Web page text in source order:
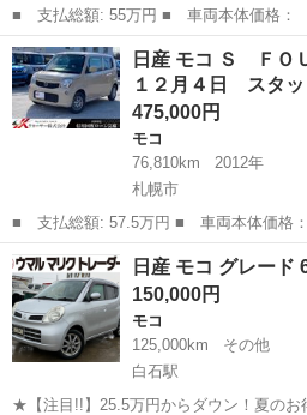
■ 支払総額: 55万円 ■ 車両本体価格： 450,000 円 ■ メーカー
名： 日産 ■ 車種名： モコ ■ グレ
ッシュスタート シートヒーター 社外
ホイール冬 スチ...
北海道 札幌市 モコ
日産 モコ Ｓ Ｆ
１２月４日 スタ
475,000円
モコ
76,810km
2012年
札幌市
■ 支払総額: 57.5万円 ■ 車両本体価格： 475,000 円 ■ メーカー
名： 日産 ■ 車種名： モコ ■ グレ
ＷＤ 検令和８年１２月４日 スタッド
コ シートヒー...
北海道 札幌市 モコ
日産 モコ グレード
150,000円
モコ
125,000km
その他
白石駅
★【注目!!】25.5万円からダウン！夏のお